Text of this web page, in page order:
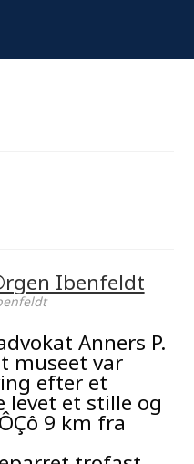
Anners P.
museet var
efter et
levet et stille og
9 km fra